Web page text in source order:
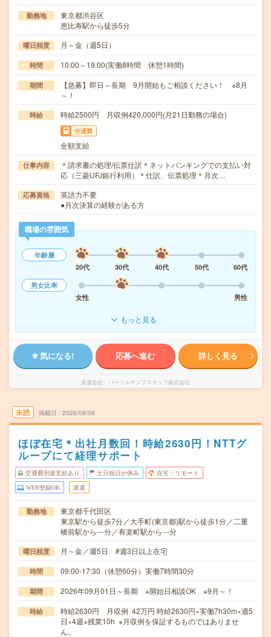
勤務地
東京都渋谷区
恵比寿駅から徒歩5分
曜日頻度 月～金（週5日）
時間 10:00～19:00(実働8時間 休憩1時間)
期間
【急募】即日～長期 9月開始もご相談ください！ ※8月
～！
時給 時給2500円 月収例420,000円(月21日勤務の場合)
交通費
全額支給
仕事内容
＊請求書の処理/伝票仕訳＊ネットバンキングでの支払い対
応（三菱UFJ銀行利用）＊仕訳、伝票処理＊月次…
応募資格
英語力不要
●月次決算の経験がある方
職場の雰囲気
年齢層
20代
30代 40代 50代
60代
男女比率
女性
男性
もっと見る
気になる! 応募へ進む 詳しく見る
派遣会社 パーソルテンプスタッフ株式会社
未読 掲載日 2026/08/08
ほぼ在宅＊出社月数回！時給2630円！NTTグ
ループにて経理サポート
交通費別途支給あり 土日祝日が休み 在宅・リモート
WEB登録OK 派遣
勤務地
東京都千代田区
東京駅から徒歩7分／大手町(東京都)駅から徒歩1分／二重
橋前駅から---分／有楽町駅から---分
曜日頻度 月～金／週5日 #週3日以上在宅
時間 09:00-17:30（休憩60分）実働7時間30分
期間 2026年09月01日～長期 ※開始日相談OK ※9月～！
時給
時給2630円 月収例 42万円 時給2630円×実働7h30m×週5
日×4週+残業10h ※月収例を保証するものではありませ
ん。